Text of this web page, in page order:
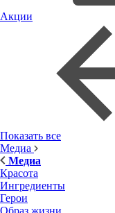
Акции
Показать все
Медиа
Медиа
Красота
Ингредиенты
Герои
Образ жизни